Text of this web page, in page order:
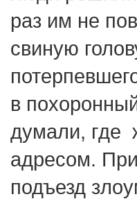
раз им не
свиную
в
думали, где
адресом.
подъезд